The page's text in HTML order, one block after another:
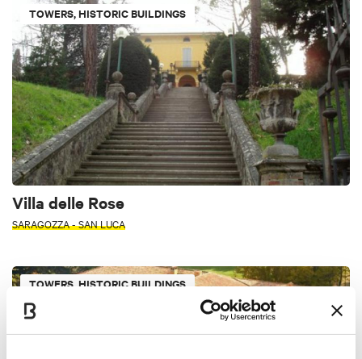
TOWERS, HISTORIC BUILDINGS
Villa delle Rose
SARAGOZZA - SAN LUCA
TOWERS, HISTORIC BUILDINGS